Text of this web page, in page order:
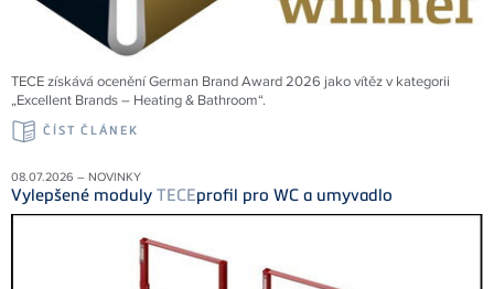
TECE získává ocenění German Brand Award 2026 jako vítěz v kategorii
„Excellent Brands – Heating & Bathroom“.
ČÍST ČLÁNEK
08.07.2026 – NOVINKY
Vylepšené moduly TECEprofil pro WC a umyvadlo